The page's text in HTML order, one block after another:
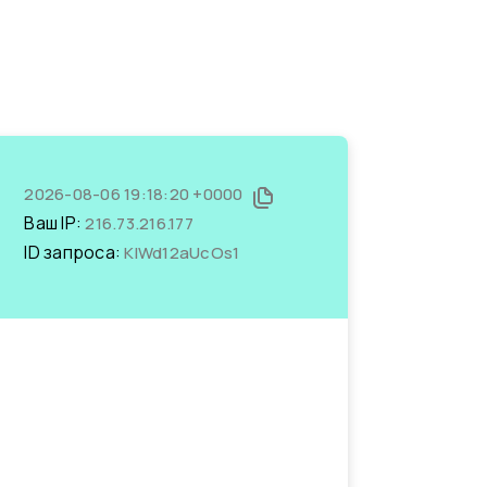
2026-08-06 19:18:20 +0000
Ваш IP:216.73.216.177
ID запроса:KIWd12aUcOs1